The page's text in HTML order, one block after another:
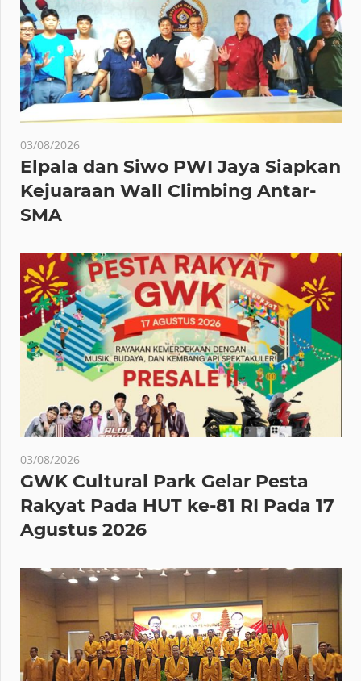
03/08/2026
Elpala dan Siwo PWI Jaya Siapkan
Kejuaraan Wall Climbing Antar-
SMA
03/08/2026
GWK Cultural Park Gelar Pesta
Rakyat Pada HUT ke-81 RI Pada 17
Agustus 2026